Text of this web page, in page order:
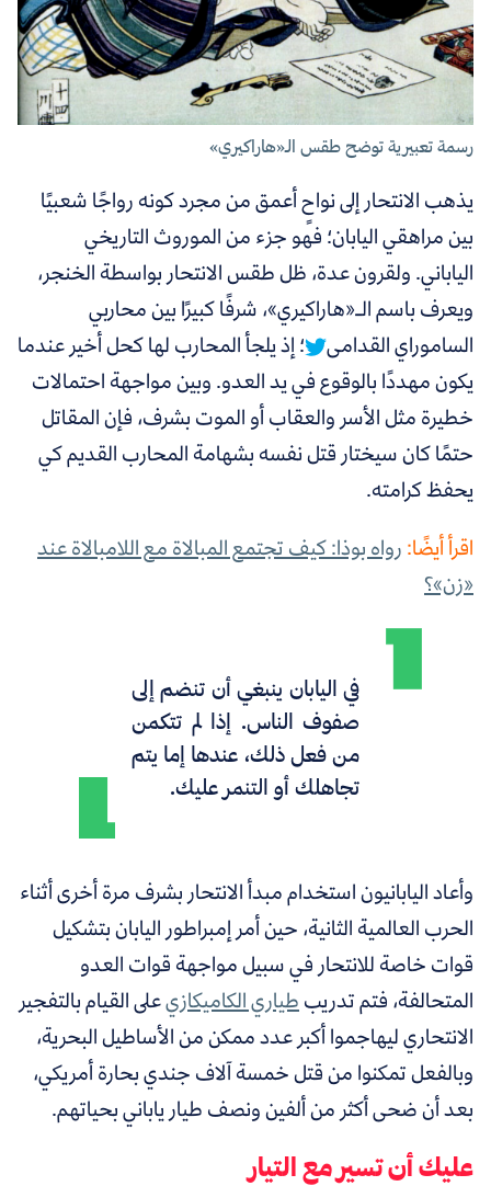
رسمة تعبيرية توضح طقس الـ«هاراكيري»
يذهب الانتحار إلى نواحٍ أعمق من مجرد كونه رواجًا شعبيًا
بين مراهقي اليابان؛ فهو جزء من الموروث التاريخي
الياباني.ولقرون عدة،ظل طقس الانتحار بواسطة الخنجر،
ويعرف باسم الـ«هاراكيري»، شرفًا كبيرًا بين محاربي
الساموراي القدامى
؛ إذ يلجأ المحارب لها كحل أخير عندما
يكون مهددًا بالوقوع في يد العدو. وبين مواجهة احتمالات
خطيرة مثل الأسر والعقاب أو الموت بشرف، فإن المقاتل
حتمًا كان سيختار قتل نفسه بشهامة المحارب القديم كي
يحفظ كرامته.
اقرأ أيضًا:رواه بوذا: كيف تجتمع المبالاة مع اللامبالاة عند
«زن»؟
في اليابان ينبغي أن تنضم إلى
صفوف الناس. إذا لم تتكمن
من فعل ذلك، عندها إما يتم
تجاهلك أو التنمر عليك.
وأعاد اليابانيون استخدام مبدأ الانتحار بشرف مرة أخرى أثناء
الحرب العالمية الثانية، حين أمر إمبراطور اليابان بتشكيل
قوات خاصة للانتحار في سبيل مواجهة قوات العدو
المتحالفة، فتم تدريبطياري الكاميكازيعلى القيام بالتفجير
الانتحاري ليهاجموا أكبر عدد ممكن من الأساطيل البحرية،
وبالفعل تمكنوا من قتل خمسة آﻻف جندي بحارة أمريكي،
بعد أن ضحى أكثر من ألفين ونصف طيار ياباني بحياتهم.
عليك أن تسير مع التيار